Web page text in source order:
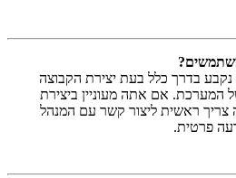
בדרך כלל בעת יצירת הקבוצה
המערכת. אם אתה מעוניין ביצירת
ראשית ליצור קשר עם המנהל
פרטית.